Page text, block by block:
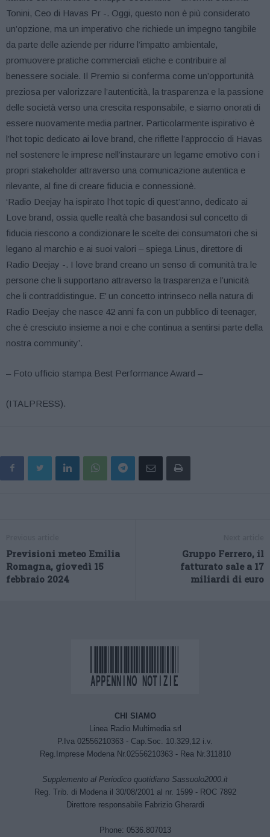
Tonini, Ceo di Havas Pr -. Oggi, questo non è più considerato
un’opzione, ma un imperativo che richiede un impegno tangibile
da parte delle aziende per ridurre l’impatto ambientale,
promuovere pratiche commerciali etiche e contribuire al
benessere sociale. Il Premio si conferma come un’opportunità
preziosa per valorizzare l’autenticità, la trasparenza e la passione
delle società verso una crescita responsabile, e siamo onorati di
essere nuovamente media partner. Particolarmente ispirativo è
l’hot topic dedicato ai love brand, che riflette l’approccio di Havas
nel sostenere le imprese nell’instaurare un legame emotivo con i
propri stakeholder attraverso una comunicazione autentica e
rilevante, al fine di creare fiducia e connessionè.
‘Radio Deejay ha ispirato l’hot topic di quest’anno, dedicato ai
Love brand, ossia quelle realtà che basandosi sul concetto di
fiducia riescono a condizionare le scelte dei consumatori che si
legano al marchio e ai suoi valori – spiega Linus, direttore di
Radio Deejay -. I love brand creano un senso di comunità tra le
persone che li supportano attraverso la trasparenza e l’unicità
che li contraddistingue. E’ un concetto intrinseco nella natura di
Radio Deejay che nasce 42 anni fa con un pubblico di teenager,
che è cresciuto insieme a noi e che continua a sentirsi parte della
nostra community’.
– Foto ufficio stampa Best Performance Award –
(ITALPRESS).
Previsioni meteo Emilia
Romagna, giovedì 15
febbraio 2024
Gruppo Ferrero, il
fatturato sale a 17
miliardi di euro
CHI SIAMO
Linea Radio Multimedia srl
P.Iva 02556210363 - Cap.Soc. 10.329,12 i.v.
Reg.Imprese Modena Nr.02556210363 - Rea Nr.311810
Supplemento al Periodico quotidiano Sassuolo2000.it
Reg. Trib. di Modena il 30/08/2001 al nr. 1599 - ROC 7892
Direttore responsabile Fabrizio Gherardi
Phone: 0536.807013